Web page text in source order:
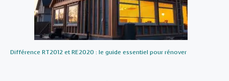
Différence RT2012 et RE2020 : le guide essentiel pour rénover